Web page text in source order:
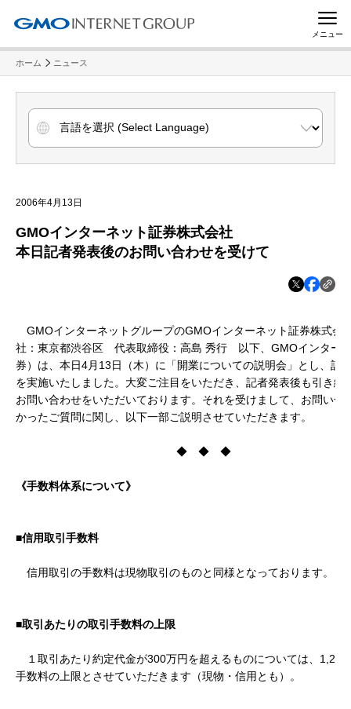
メニュー
ホーム ニュース
2006年4月13日
GMOインターネット証券株式会社
本日記者発表後のお問い合わせを受けて
GMOインターネットグループのGMOインターネット証券株式会
社：東京都渋谷区 代表取締役：高島 秀行 以下、GMOインター
券）は、本日4月13日（木）に「開業についての説明会」とし、記
を実施いたしました。大変ご注目をいただき、記者発表後も引き続
お問い合わせをいただいております。それを受けまして、お問い合
かったご質問に関し、以下一部ご説明させていただきます。
◆ ◆ ◆
《手数料体系について》
■信用取引手数料
信用取引の手数料は現物取引のものと同様となっております。
■取引あたりの取引手数料の上限
１取引あたり約定代金が300万円を超えるものについては、1,260
手数料の上限とさせていただきます（現物・信用とも）。